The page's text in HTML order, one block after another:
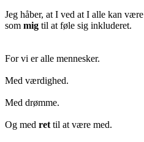
Jeg håber, at I ved at I alle kan være
som mig til at føle sig inkluderet.
For vi er alle mennesker.
Med værdighed.
Med drømme.
Og med ret til at være med.